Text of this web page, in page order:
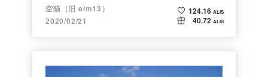
空猫（旧 elm13）
2020/02/21
124.16 ALIS
40.72 ALIS